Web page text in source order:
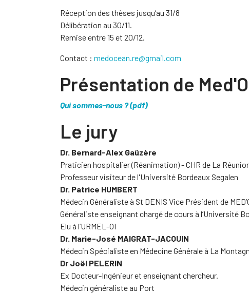
Réception des thèses jusqu’au 31/8
Délibération au 30/11.
Remise entre 15 et 20/12.
Contact : medocean.re@gmail.com
Présentation de
Qui sommes-nous ? (pdf)
Le jury
Dr. Bernard-Alex Gaüzère
Praticien hospitalier (Réanimation) - CHR de La
Professeur visiteur de l'Université Bordeaux Segalen
Dr. Patrice HUMBERT
Médecin Généraliste à St DENIS Vice Président de
Généraliste enseignant chargé de cours à l’Université
Elu à l’URMEL-OI
Dr. Marie-José MAIGRAT-JACQUIN
Médecin Spécialiste en Médecine Générale à La
Dr Joël PELERIN
Ex Docteur-Ingénieur et enseignant chercheur.
Médecin généraliste au Port